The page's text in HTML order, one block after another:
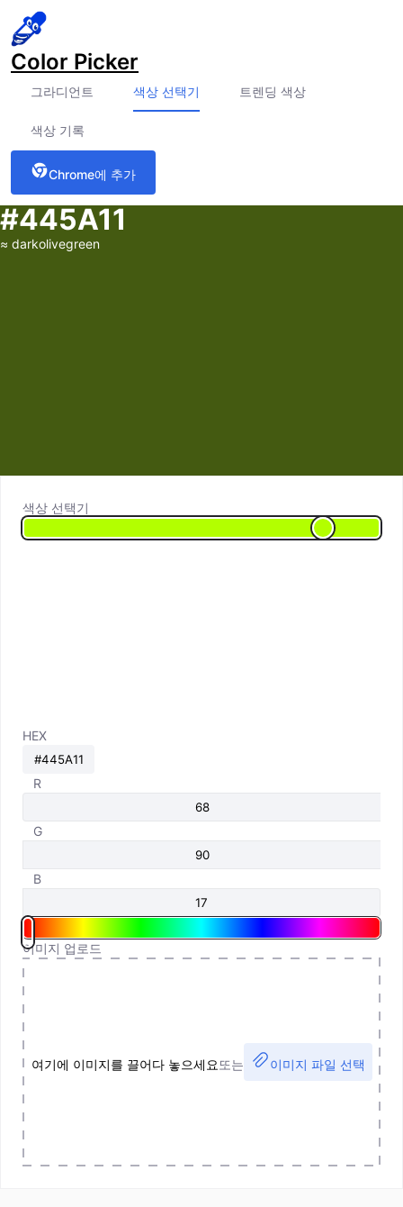
Color Picker
그라디언트 색상 선택기 트렌딩 색상
색상 기록
Chrome에 추가
#445A11
≈ darkolivegreen
색상 선택기
HEX
R
G
B
이미지 업로드
여기에 이미지를 끌어다 놓으세요 또는 이미지 파일 선택